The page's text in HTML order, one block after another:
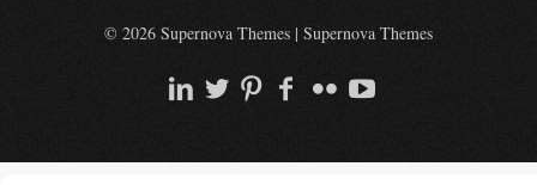
© 2026 Supernova Themes | Supernova Themes